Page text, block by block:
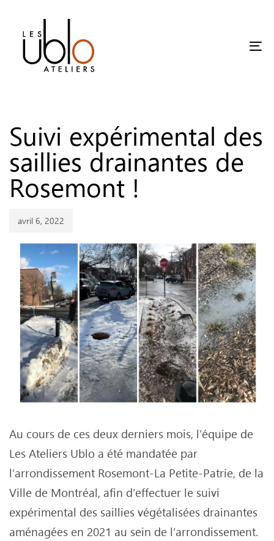
Suivi expérimental des
saillies drainantes de
Rosemont !
avril 6, 2022
Au cours de ces deux derniers mois, l’équipe de
Les Ateliers Ublo a été mandatée par
l’arrondissement Rosemont-La Petite-Patrie, de la
Ville de Montréal, afin d’effectuer le suivi
expérimental des saillies végétalisées drainantes
aménagées en 2021 au sein de l’arrondissement.